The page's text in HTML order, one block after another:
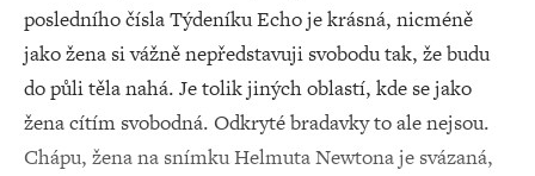
posledního čísla Týdeníku Echo je krásná, nicméně
jako žena si vážně nepředstavuji svobodu tak, že budu
do půli těla nahá. Je tolik jiných oblastí, kde se jako
žena cítím svobodná. Odkryté bradavky to ale nejsou.
Chápu, žena na snímku Helmuta Newtona je svázaná,